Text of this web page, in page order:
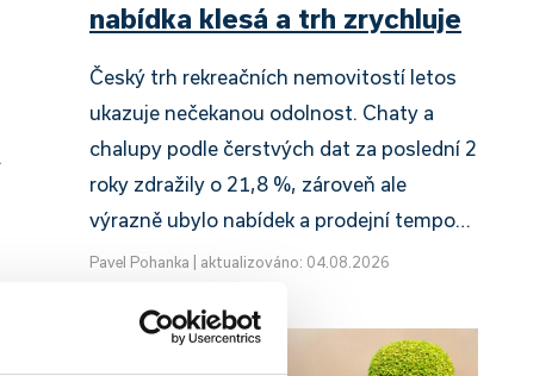
nabídka klesá a trh zrychluje
Český trh rekreačních nemovitostí letos
ukazuje nečekanou odolnost. Chaty a
chalupy podle čerstvých dat za poslední 2
roky zdražily o 21,8 %, zároveň ale
výrazně ubylo nabídek a prodejní tempo…
Pavel Pohanka aktualizováno: 04.08.2026